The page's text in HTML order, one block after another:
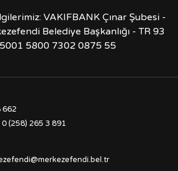
VAKIFBANK Çınar Şubesi -
Belediye Başkanlığı - TR 93
5800 7302 0875 55
662
0 (258) 265 3 891